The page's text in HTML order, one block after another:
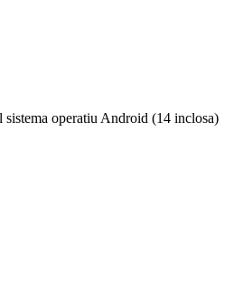
sistema operatiu Android (14 inclosa)